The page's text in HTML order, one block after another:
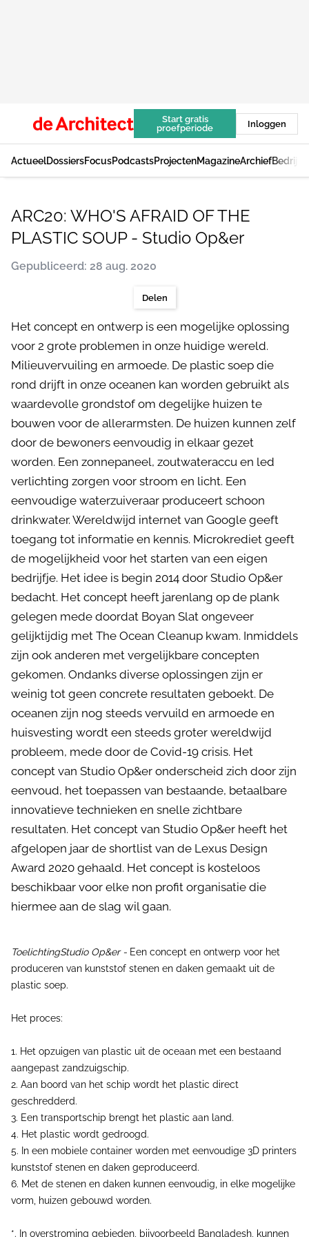
Start gratis
proefperiode
Inloggen
ActueelDossiersFocusPodcastsProjectenMagazineArchief
ARC20: WHO'S AFRAID OF THE
PLASTIC SOUP - Studio Op&er
Gepubliceerd: 28 aug. 2020
Delen
Het concept en ontwerp is een mogelijke oplossing
voor 2 grote problemen in onze huidige wereld.
Milieuvervuiling en armoede. De plastic soep die
rond drijft in onze oceanen kan worden gebruikt als
waardevolle grondstof om degelijke huizen te
bouwen voor de allerarmsten. De huizen kunnen zelf
door de bewoners eenvoudig in elkaar gezet
worden. Een zonnepaneel, zoutwateraccu en led
verlichting zorgen voor stroom en licht. Een
eenvoudige waterzuiveraar produceert schoon
drinkwater. Wereldwijd internet van Google geeft
toegang tot informatie en kennis. Microkrediet geeft
de mogelijkheid voor het starten van een eigen
bedrijfje. Het idee is begin 2014 door Studio Op&er
bedacht. Het concept heeft jarenlang op de plank
gelegen mede doordat Boyan Slat ongeveer
gelijktijdig met The Ocean Cleanup kwam. Inmiddels
zijn ook anderen met vergelijkbare concepten
gekomen. Ondanks diverse oplossingen zijn er
weinig tot geen concrete resultaten geboekt. De
oceanen zijn nog steeds vervuild en armoede en
huisvesting wordt een steeds groter wereldwijd
probleem, mede door de Covid-19 crisis. Het
concept van Studio Op&er onderscheid zich door zijn
eenvoud, het toepassen van bestaande, betaalbare
innovatieve technieken en snelle zichtbare
resultaten. Het concept van Studio Op&er heeft het
afgelopen jaar de shortlist van de Lexus Design
Award 2020 gehaald. Het concept is kosteloos
beschikbaar voor elke non profit organisatie die
hiermee aan de slag wil gaan.
ToelichtingStudio Op&er - Een concept en ontwerp voor het
produceren van kunststof stenen en daken gemaakt uit de
plastic soep.
Het proces:
1. Het opzuigen van plastic uit de oceaan met een bestaand
aangepast zandzuigschip.
2. Aan boord van het schip wordt het plastic direct
geschredderd.
3. Een transportschip brengt het plastic aan land.
4. Het plastic wordt gedroogd.
5. In een mobiele container worden met eenvoudige 3D printers
kunststof stenen en daken geproduceerd.
6. Met de stenen en daken kunnen eenvoudig, in elke mogelijke
vorm, huizen gebouwd worden.
*. In overstroming gebieden, bijvoorbeeld Bangladesh, kunnen